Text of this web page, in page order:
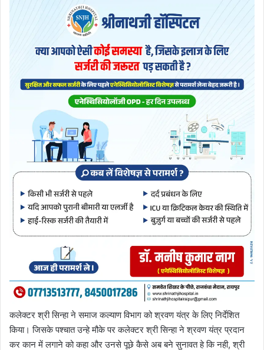
कलेक्टर श्री सिन्हा ने समाज कल्याण विभाग को श्रवण यंत्र के लिए निर्देशित
किया। जिसके पश्चात उन्हे मौके पर कलेक्टर श्री सिन्हा ने श्रवण यंत्र प्रदान
कर कान में लगाने को कहा और उनसे पूछे कैसे अब बने सुनावत हे कि नही, श्री